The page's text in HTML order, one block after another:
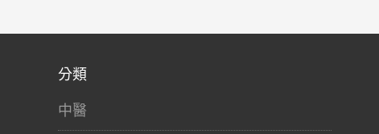
分類
中醫